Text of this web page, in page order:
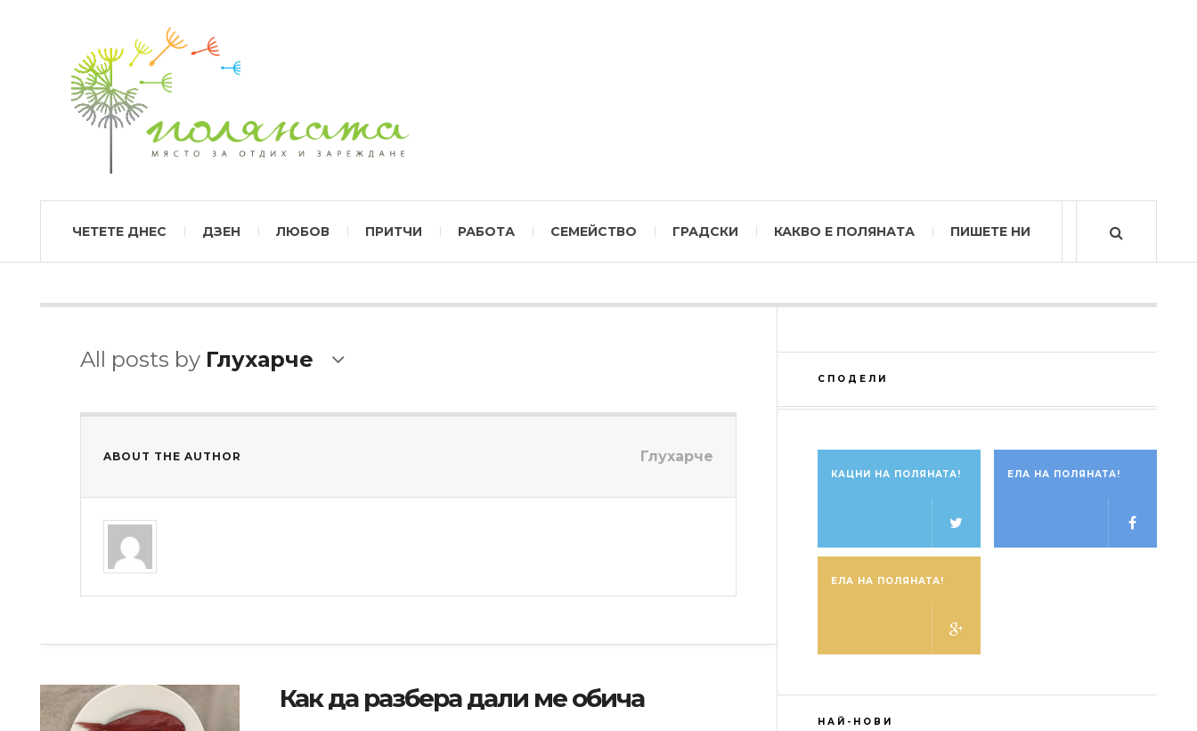
ЧЕТЕТЕ ДНЕС ДЗЕН ЛЮБОВ ПРИТЧИ РАБОТА СЕМЕЙСТВО ГРАДСКИ КАКВО Е ПОЛЯНАТА ПИШЕТЕ НИ
All posts by Глухарче
ABOUT THE AUTHOR Глухарче
Как да разбера дали ме обича
СПОДЕЛИ
КАЦНИ НА ПОЛЯНАТА! ЕЛА НА ПОЛЯНАТА!
ЕЛА НА ПОЛЯНАТА!
НАЙ-НОВИ